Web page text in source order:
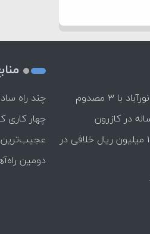
توقیف خودروی ام‌وی‌ام X33 با ۱۳۰ میلیون ریال خلافی در
چند راه‌
چهار کاری
عجیب‌ترین
دومین